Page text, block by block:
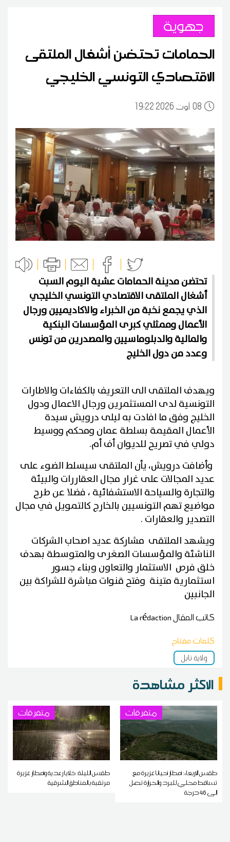
جهوية
الحمامات تحتضن أشغال الملتقى
الاقتصادي التونسي الخليجي
0819:22 2026 أوت
تحتضن مدينة الحمامات عشية اليوم السبت
أشغال الملتقى الاقتصادي التونسي الخليجي
الذي يجمع نخبة من الخبراء والاكاديميين ورجال
الأعمال وممثلي كبرى المؤسسات البنكية
والمالية والدبلوماسيين والمصدرين من تونس
وعدد من دول الخليج
ويهدف الملتقى الى التعريف بالكفاءات والاطارات
التونسية لدى المستثمرين ورجال الاعمال ودول
الخليج وفق ما افادت به ليلى درويش سيدة
الأعمال المقيمة بسلطة عمان ومحكم ووسيط
دولي في تصريح للديوان أف أم.
وأضافت درويش، يأن الملتقى سيسلط الضوء على
عديد المجالات على غرار مجال العقاررات والبيئة
والتجارة والسياحة الاستشفائية ، فضلا عن طرح
مواضيع تهم التونسيين بالخارج كالتمويل في مجال
التصدير والعقارات .
ويشهد الملتقى مشاركة عديد اصحاب الشركات
الناشئة والمؤسسات الصغرى والمتوسطة بهدف
خلق فرص الاستثمار والتعاون وبناء جسور
استثمارية متينة وفتح قنوات مباشرة للشراكة بين
الجانبين
كاتب المقالLa rédaction
كلمات مفتاح
ولاية نابل
الاكثر مشاهدة
متفرقات
طقس الاربعاء: أمطار أحيانا غزيرة مع
تساقط محلي للبرد والحرارة تصل
إلى 46 درجة
متفرقات
طقس الليلة: خلايا رعدية وأمطار غزيرة
مرتقبة بالمناطق الشرقية